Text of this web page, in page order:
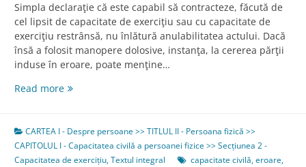
Simpla declaraţie că este capabil să contracteze, făcută de
cel lipsit de capacitate de exerciţiu sau cu capacitate de
exerciţiu restrânsă, nu înlătură anulabilitatea actului. Dacă
însă a folosit manopere dolosive, instanţa, la cererea părţii
induse în eroare, poate menţine…
Read moreArt.
comisă
de
incapabil
CARTEA I - Despre persoane >> TITLUL II - Persoana fizică >>
CAPITOLUL I - Capacitatea civilă a persoanei fizice >> Secțiunea 2 -
Capacitatea de exercițiu,Textul integral capacitate civilă,eroare,